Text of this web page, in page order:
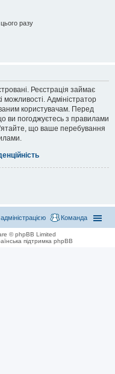
разу
Реєстрація займає
можливості. Адміністратор
користувачам. Перед
ви погоджуєтесь з правилами
що ваше перебування
Команда
© phpBB Limited
підтримка phpBB